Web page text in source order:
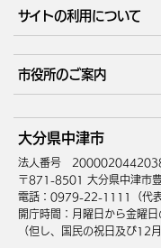
成人・仕事
住まい・引越
健康・医療
高齢・介護
サイトの利用について
サイトマップ
市役所のご案内
庁舎地図
中津市へのアクセス
大分県中津市
法人番号
〒871-8501 大分県中津市
電話：0979-22-1111（代表
開庁時間：月曜日から金曜
（但し、国民の祝日及び12